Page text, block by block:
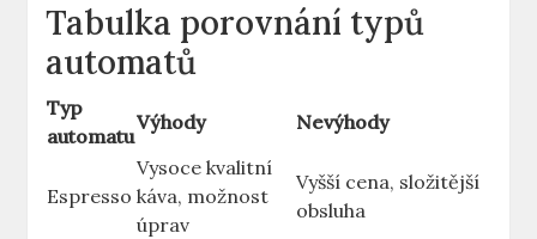
Tabulka porovnání typů⁢
automatů
Typ
⁢automatu
Výhody Nevýhody
Espresso
Vysoce kvalitní
káva, možnost⁢
úprav
Vyšší cena, složitější⁣
obsluha